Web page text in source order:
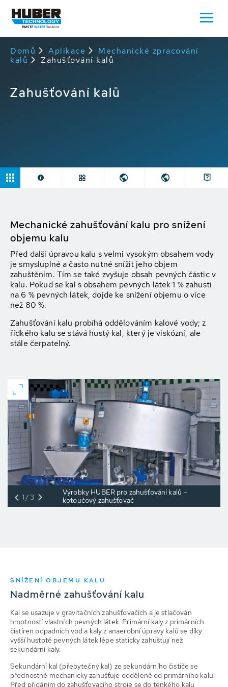
Domů Aplikace
Mechanické zpracování
kalů
Zahušťování kalů
Zahušťování kalů
Mechanické zahušťování kalu pro snížení
objemu kalu
Před další úpravou kalu s velmi vysokým obsahem vody
je smysluplné a často nutné snížit jeho objem
zahuštěním. Tím se také zvyšuje obsah pevných částic v
kalu. Pokud se kal s obsahem pevných látek 1 % zahustí
na 6 % pevných látek, dojde ke snížení objemu o více
než 80 %.
Zahušťování kalu probíhá oddělováním kalové vody; z
řídkého kalu se stává hustý kal, který je viskózní, ale
stále čerpatelný.
Výrobky HUBER pro zahušťování kalů –
kotoučový zahušťovač
1/3
SNÍŽENÍ OBJEMU KALU
Nadměrné zahušťování kalu
Kal se usazuje v gravitačních zahušťovačích a je stlačován
hmotností vlastních pevných látek. Primární kaly z primárních
čistíren odpadních vod a kaly z anaerobní úpravy kalů se díky
vyšší hustotě pevných látek lépe staticky zahušťují než
sekundární kaly.
Sekundární kal (přebytečný kal) ze sekundárního čističe se
přednostně mechanicky zahušťuje odděleně od primárního kalu.
Před přidáním do zahušťovacího stroje se do tenkého kalu